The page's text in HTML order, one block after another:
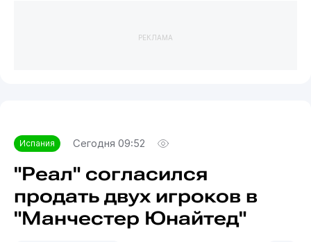
РЕКЛАМА
Испания Сегодня 09:52
"Реал" согласился
продать двух игроков в
"Манчестер Юнайтед"